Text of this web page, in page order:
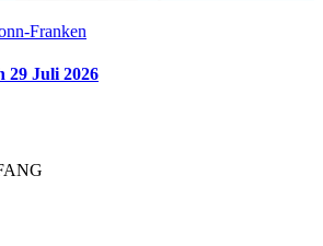
Franken
29 Juli 2026